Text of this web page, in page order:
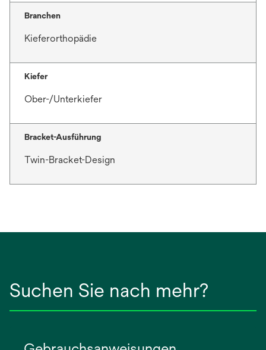
Branchen
Kieferorthopädie
Kiefer
Ober-/Unterkiefer
Bracket-Ausführung
Twin-Bracket-Design
Suchen Sie nach mehr?